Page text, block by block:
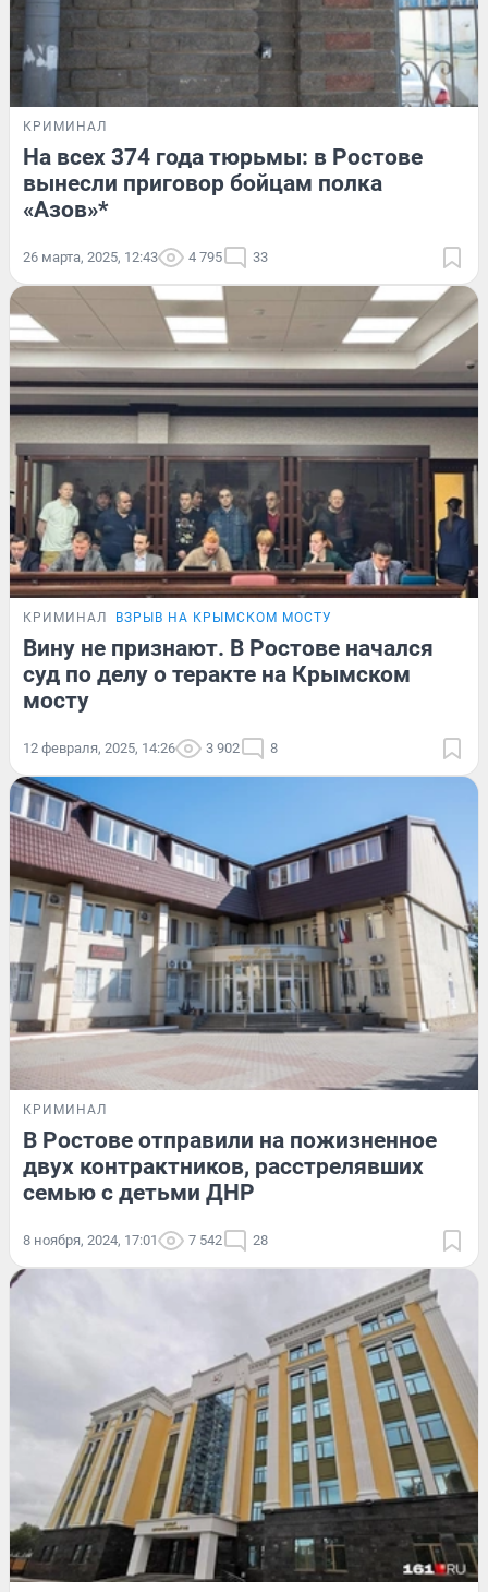
КРИМИНАЛ
На всех 374 года тюрьмы: в Ростове
вынесли приговор бойцам полка
«Азов»*
26 марта, 2025, 12:43 4 795 33
КРИМИНАЛ ВЗРЫВ НА КРЫМСКОМ МОСТУ
Вину не признают. В Ростове начался
суд по делу о теракте на Крымском
мосту
12 февраля, 2025, 14:26 3 902 8
КРИМИНАЛ
В Ростове отправили на пожизненное
двух контрактников, расстрелявших
семью с детьми ДНР
8 ноября, 2024, 17:01 7 542 28